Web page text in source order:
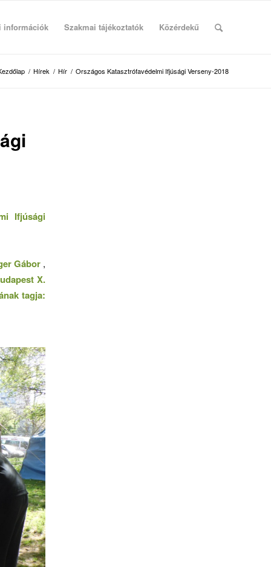
információk Szakmai tájékoztatók Közérdekű
/ Hírek / Hír / Országos Katasztrófavédelmi Ifjúsági Verseny-2018
Ifjúsági
Gábor,
X.
tagja: